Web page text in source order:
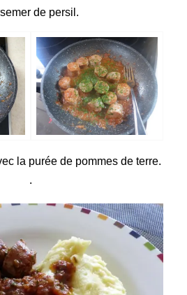
de persil.
la purée de pommes de terre.
.